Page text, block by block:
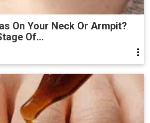
On Your Neck Or Armpit?
Of...